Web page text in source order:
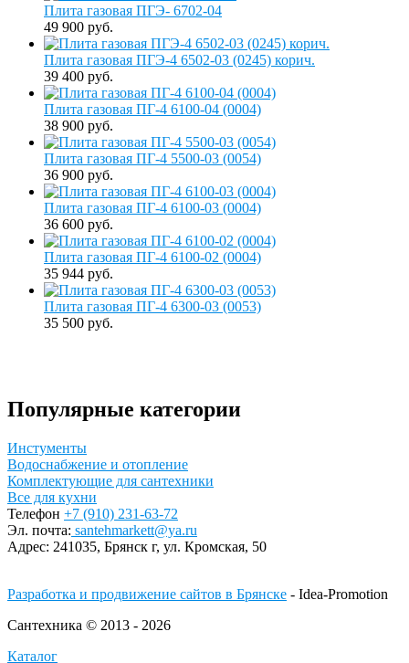
Плита газовая ПГЭ- 6702-04
49 900 руб.
Плита газовая ПГЭ-4 6502-03 (0245) корич.
39 400 руб.
Плита газовая ПГ-4 6100-04 (0004)
38 900 руб.
Плита газовая ПГ-4 5500-03 (0054)
36 900 руб.
Плита газовая ПГ-4 6100-03 (0004)
36 600 руб.
Плита газовая ПГ-4 6100-02 (0004)
35 944 руб.
Плита газовая ПГ-4 6300-03 (0053)
35 500 руб.
Популярные категории
Инстументы
Водоснабжение и отопление
Комплектующие для сантехники
Все для кухни
Телефон +7 (910) 231-63-72
Эл. почта: santehmarkett@ya.ru
Адрес: 241035, Брянск г, ул. Кромская, 50
Разработка и продвижение сайтов в Брянске - Idea-Promotion
Сантехника © 2013 - 2026
Каталог